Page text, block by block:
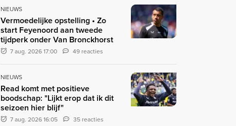
NIEUWS
Vermoedelijke opstelling • Zo
start Feyenoord aan tweede
tijdperk onder Van Bronckhorst
7 aug. 2026 17:00 49 reacties
NIEUWS
Read komt met positieve
boodschap: "Lijkt erop dat ik dit
seizoen hier blijf"
7 aug. 2026 16:05 35 reacties